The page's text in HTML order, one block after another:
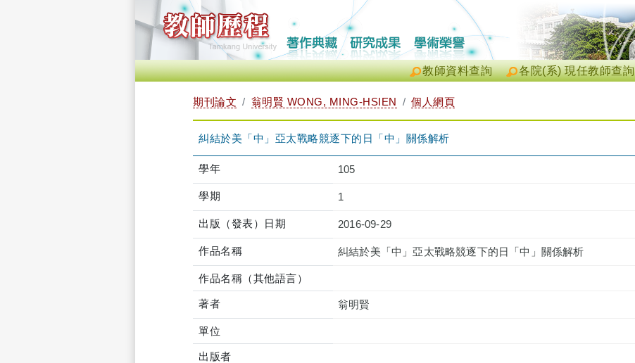
各院(系) 現任教師查詢
教師資料查詢
期刊論文 翁明賢 WONG, MING-HSIEN 個人網頁
糾結於美「中」亞太戰略競逐下的日「中」關係解析
學年 105
學期 1
出版（發表）日期 2016-09-29
作品名稱 糾結於美「中」亞太戰略競逐下的日「中」關係解析
作品名稱（其他語言）
著者 翁明賢
單位
出版者